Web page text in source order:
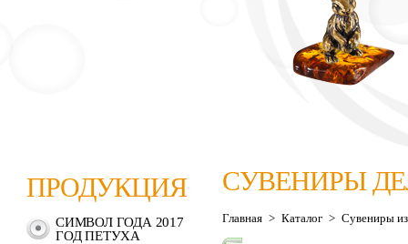
ПРОДУКЦИЯ
СИМВОЛ ГОДА 2017
ГОД ПЕТУХА
СУВЕНИРЫ
Главная > Каталог > Сувениры